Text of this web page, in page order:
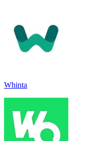
Whinta